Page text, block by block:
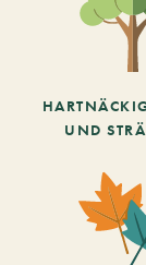
UND